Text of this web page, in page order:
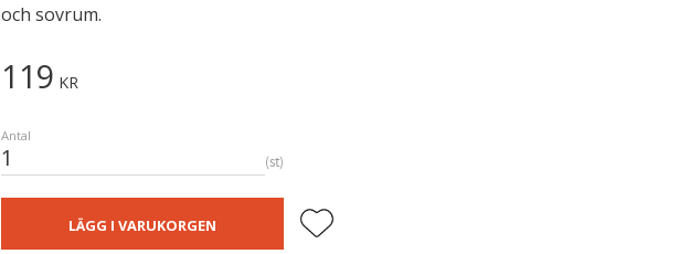
och sovrum.
119 KR
Antal
st
LÄGG I VARUKORGEN Lägg till i favoriter